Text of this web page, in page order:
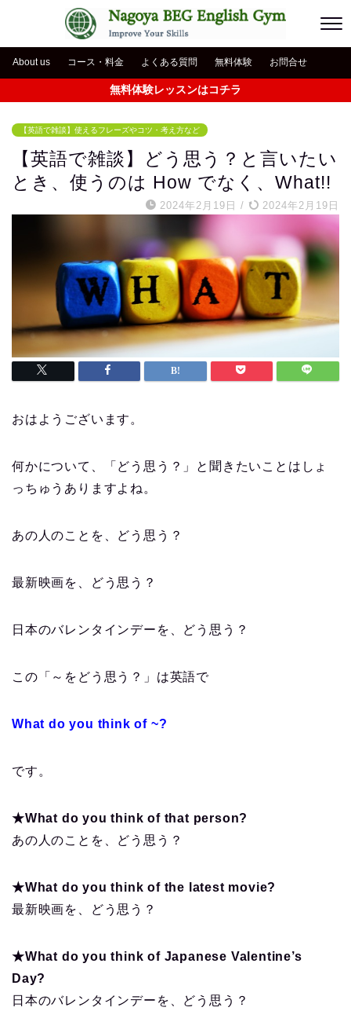
About us コース・料金 よくある質問 無料体験 お問合せ
無料体験レッスンはコチラ
【英語で雑談】使えるフレーズやコツ・考え方など
【英語で雑談】どう思う？と言いたい
とき、使うのは How でなく、What!!
2024年2月19日 / 2024年2月19日
おはようございます。
何かについて、「どう思う？」と聞きたいことはしょ
っちゅうありますよね。
あの人のことを、どう思う？
最新映画を、どう思う？
日本のバレンタインデーを、どう思う？
この「～をどう思う？」は英語で
What do you think of ~?
です。
★What do you think of that person?
あの人のことを、どう思う？
★What do you think of the latest movie?
最新映画を、どう思う？
★What do you think of Japanese Valentine’s
Day?
日本のバレンタインデーを、どう思う？